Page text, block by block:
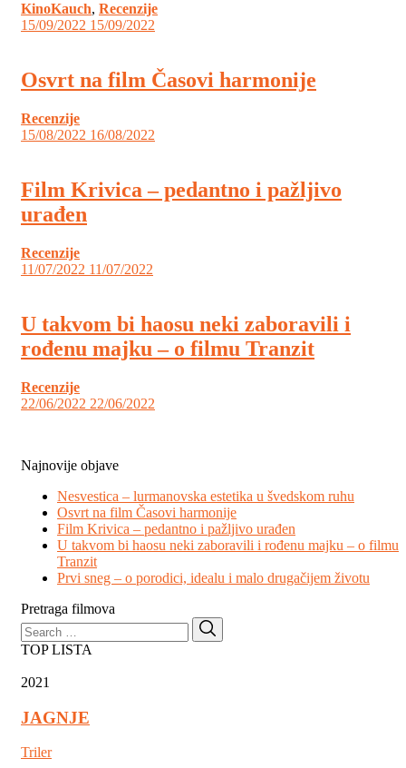
KinoKauch, Recenzije
15/09/2022 15/09/2022
Osvrt na film Časovi harmonije
Recenzije
15/08/2022 16/08/2022
Film Krivica – pedantno i pažljivo
urađen
Recenzije
11/07/2022 11/07/2022
U takvom bi haosu neki zaboravili i
rođenu majku – o filmu Tranzit
Recenzije
22/06/2022 22/06/2022
Najnovije objave
Nesvestica – lurmanovska estetika u švedskom ruhu
Osvrt na film Časovi harmonije
Film Krivica – pedantno i pažljivo urađen
U takvom bi haosu neki zaboravili i rođenu majku – o filmu
Tranzit
Prvi sneg – o porodici, idealu i malo drugačijem životu
Pretraga filmova
Search
for:
TOP LISTA
2021
JAGNJE
Triler